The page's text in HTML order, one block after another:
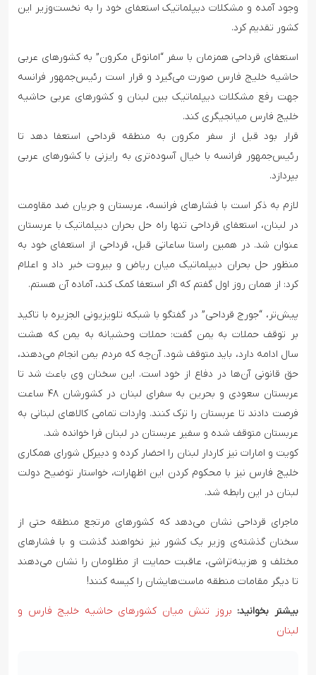
وجود آمده و مشکلات دیپلماتیک استعفای خود را به نخست‌وزیر این
کشور تقدیم کرد.
استعفای قرداحی همزمان با سفر “امانوئل مکرون” به کشورهای عربی
حاشیه خلیج‌ فارس صورت می‌گیرد و قرار است رئیس‌جمهور فرانسه
جهت رفع مشکلات دیپلماتیک بین لبنان و کشورهای عربی حاشیه
خلیج فارس میانجیگری کند.
قرار بود قبل از سفر مکرون به منطقه قرداحی استعفا دهد تا
رئیس‌جمهور فرانسه با خیال آسوده‌تری به رایزنی با کشورهای عربی
بپردازد.
لازم به ذکر است با فشارهای فرانسه، عربستان و جریان ضد مقاومت
در لبنان، استعفای قرداحی تنها راه حل بحران دیپلماتیک با عربستان
عنوان شد. در همین راستا ساعاتی قبل، قرداحی از استعفای خود به
منظور حل بحران دیپلماتیک میان ریاض و بیروت خبر داد و اعلام
کرد: از همان روز اول گفتم که اگر استعفا کمک کند، آماده آن هستم.
پیش‌تر، “جورج قرداحی” در گفتگو با شبکه تلویزیونی الجزیره با تاکید
بر توقف حملات به یمن گفت: حملات وحشیانه به یمن که هشت
سال ادامه دارد، باید متوقف شود. آن‌چه که مردم یمن انجام می‌دهند،
حق قانونی آن‌ها در دفاع از خود است. این سخنان وی باعث شد تا
عربستان سعودی و بحرین به سفرای لبنان در کشورشان ۴۸ ساعت
فرصت دادند تا عربستان را ترک کنند. واردات تمامی کالاهای لبنانی به
عربستان متوقف شده و سفیر عربستان در لبنان فرا خوانده شد.
کویت و امارات نیز کاردار لبنان را احضار کرده و دبیرکل شورای همکاری
خلیج فارس نیز با محکوم کردن این اظهارات، خواستار توضیح دولت
لبنان در این رابطه شد.
ماجرای قرداحی نشان می‌دهد که کشورهای مرتجع منطقه حتی از
سخنان گذشته‌ی وزیر یک کشور نیز نخواهند گذشت و با فشارهای
مختلف و هزینه‌تراشی، عاقبت حمایت از مظلومان را نشان می‌دهند
تا دیگر مقامات منطقه ماست‌هایشان را کیسه کنند!
بیشتر بخوانید: بروز تنش میان کشورهای حاشیه خلیج فارس و
لبنان